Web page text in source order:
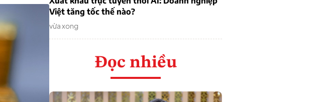
Việt tăng tốc thế nào?
vừa xong
Đọc nhiều